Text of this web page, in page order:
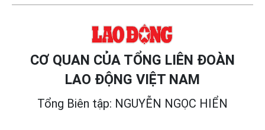
CƠ QUAN CỦA TỔNG LIÊN ĐOÀN
LAO ĐỘNG VIỆT NAM
Tổng Biên tập: NGUYỄN NGỌC HIỂN